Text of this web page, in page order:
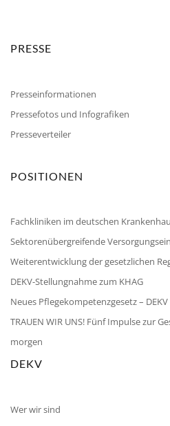
PRESSE
Presseinformationen
Pressefotos und Infografiken
Presseverteiler
POSITIONEN
Fachkliniken im deutschen
Sektorenübergreifende
Weiterentwicklung der gesetzlichen
DEKV-Stellungnahme zum KHAG
Neues Pflegekompetenzgesetz –
TRAUEN WIR UNS! Fünf Impulse zur
morgen
DEKV
Wer wir sind